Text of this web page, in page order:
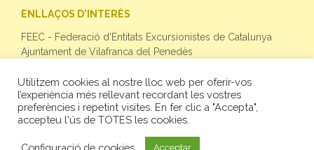
ENLLAÇOS D'INTERÈS
FEEC - Federació d'Entitats Excursionistes de Catalunya
Ajuntament de Vilafranca del Penedès
SEGUEIX-NOS
Facebook
Twitter
Instagram
Utilitzem cookies al nostre lloc web per oferir-vos
l’experiència més rellevant recordant les vostres
preferències i repetint visites. En fer clic a "Accepta",
accepteu l'ús de TOTES les cookies.
Configuració de cookies Acceptar